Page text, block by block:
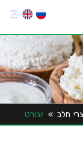
חלב» יוגורט